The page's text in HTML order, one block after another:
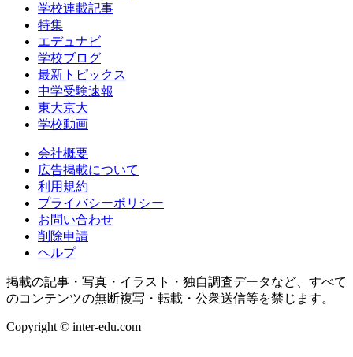
学校連載記事
特集
エデュナビ
学校ブログ
最新トピックス
中学受験速報
東大京大
学校動画
会社概要
広告掲載について
利用規約
プライバシーポリシー
お問い合わせ
削除申請
ヘルプ
掲載の記事・写真・イラスト・独自調査データなど、すべて
のコンテンツの無断複写・転載・公衆送信等を禁じます。
Copyright © inter-edu.com